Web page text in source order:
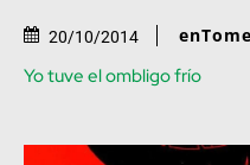
20/10/2014
Yo tuve el ombligo frío